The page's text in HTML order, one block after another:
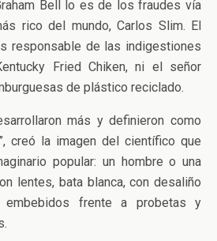
Bell lo es de los fraudes vía
rico del mundo, Carlos Slim. El
responsable de las indigestiones
Fried Chiken, ni el señor
de plástico reciclado.
más y definieron como
creó la imagen del científico que
popular: un hombre o una
lentes, bata blanca, con desaliño
embebidos frente a probetas y